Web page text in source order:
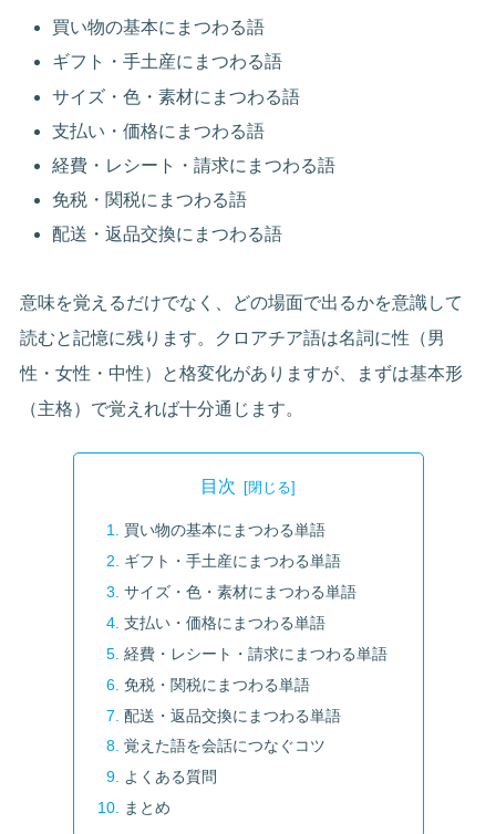
買い物の基本にまつわる語
ギフト・手土産にまつわる語
サイズ・色・素材にまつわる語
支払い・価格にまつわる語
経費・レシート・請求にまつわる語
免税・関税にまつわる語
配送・返品交換にまつわる語
意味を覚えるだけでなく、どの場面で出るかを意識して
読むと記憶に残ります。クロアチア語は名詞に性（男
性・女性・中性）と格変化がありますが、まずは基本形
（主格）で覚えれば十分通じます。
目次
買い物の基本にまつわる単語
ギフト・手土産にまつわる単語
サイズ・色・素材にまつわる単語
支払い・価格にまつわる単語
経費・レシート・請求にまつわる単語
免税・関税にまつわる単語
配送・返品交換にまつわる単語
覚えた語を会話につなぐコツ
よくある質問
まとめ